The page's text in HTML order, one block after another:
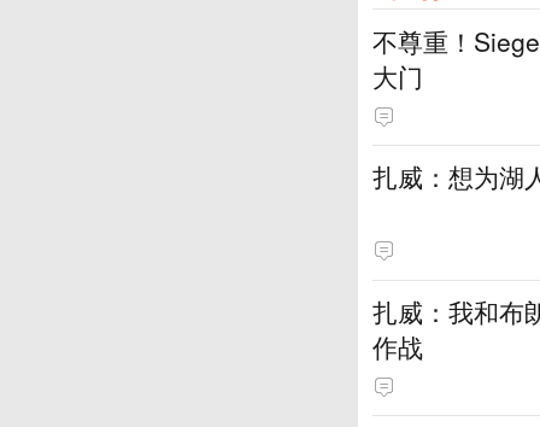
不尊重！
大门
扎威：想为湖
扎威：我和布
作战